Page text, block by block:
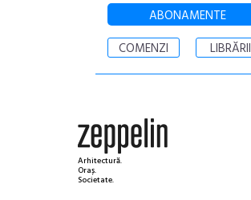
ABONAMENTE
COMENZI
LIBRĂRII
Arhitectură.
Oraș.
Societate.